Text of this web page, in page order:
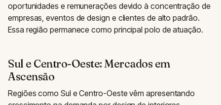
oportunidades e remunerações devido à concentração de
empresas, eventos de design e clientes de alto padrão.
Essa região permanece como principal polo de atuação.
Sul e Centro-Oeste: Mercados em
Ascensão
Regiões como Sul e Centro-Oeste vêm apresentando